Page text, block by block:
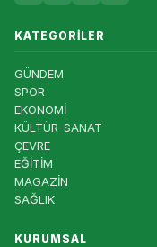
KATEGORILER
GÜNDEM
SPOR
EKONOMİ
KÜLTÜR-SANAT
ÇEVRE
EĞİTİM
MAGAZİN
SAĞLIK
KURUMSAL